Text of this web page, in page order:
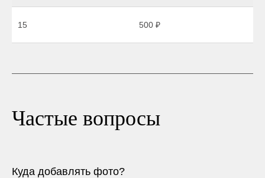
15 500 ₽
Частые вопросы
Куда добавлять фото?